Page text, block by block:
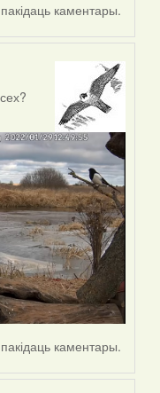
каментары.
каментары.